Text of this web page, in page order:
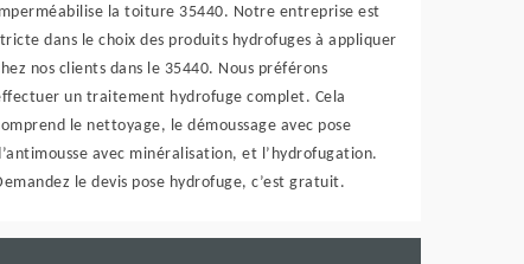
la toiture 35440. Notre entreprise est
dans le choix des produits hydrofuges à appliquer
nos clients dans le 35440. Nous préférons
un traitement hydrofuge complet. Cela
le nettoyage, le démoussage avec pose
avec minéralisation, et l’hydrofugation.
le devis pose hydrofuge, c’est gratuit.